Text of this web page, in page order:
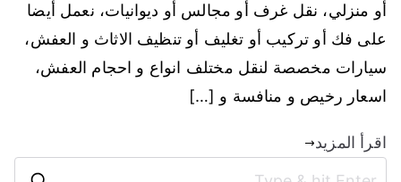
أو منزلي، نقل غرف أو مجالس أو ديوانيات، نعمل أيضا
على فك أو تركيب أو تغليف أو تنظيف الاثاث و العفش،
سيارات مخصصة لنقل مختلف انواع و احجام العفش،
اسعار رخيص و منافسة و […]
اقرأ المزيد